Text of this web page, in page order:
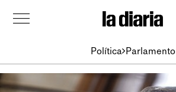
Política Parlamento